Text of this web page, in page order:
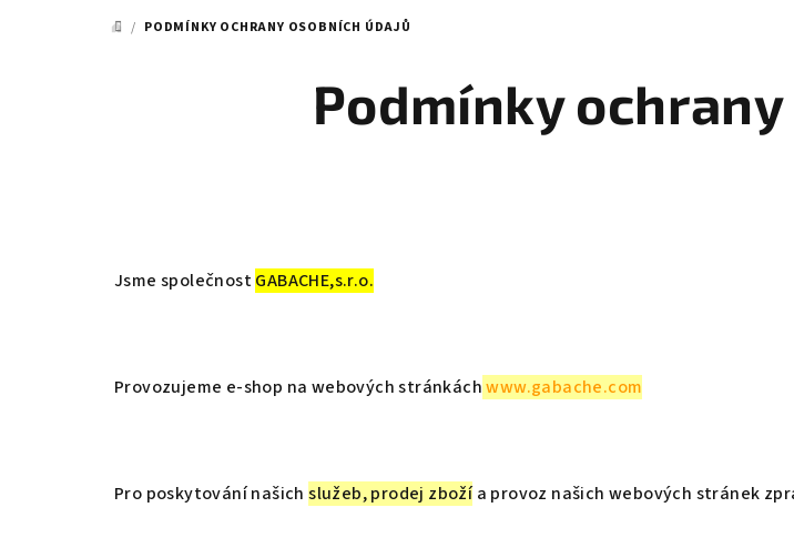
DOMŮ
/ PODMÍNKY OCHRANY OSOBNÍCH ÚDAJŮ
Podmínky
Jsme společnostGABACHE,s.r.o.
Provozujeme e-shop na webových stránkách www.gabache.com
Pro poskytování našichslužeb, prodej zbožía provoz našich webových stránek